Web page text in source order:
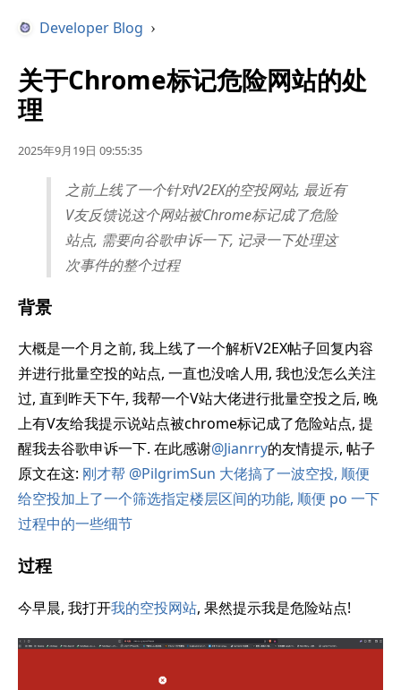
Developer Blog ›
关于Chrome标记危险网站的处
理
2025年9月19日 09:55:35
之前上线了一个针对V2EX的空投网站, 最近有
V友反馈说这个网站被Chrome标记成了危险
站点, 需要向谷歌申诉一下, 记录一下处理这
次事件的整个过程
背景
大概是一个月之前, 我上线了一个解析V2EX帖子回复内容
并进行批量空投的站点, 一直也没啥人用, 我也没怎么关注
过, 直到昨天下午, 我帮一个V站大佬进行批量空投之后, 晚
上有V友给我提示说站点被chrome标记成了危险站点, 提
醒我去谷歌申诉一下. 在此感谢@Jianrry的友情提示, 帖子
原文在这: 刚才帮 @PilgrimSun 大佬搞了一波空投, 顺便
给空投加上了一个筛选指定楼层区间的功能, 顺便 po 一下
过程中的一些细节
过程
今早晨, 我打开我的空投网站, 果然提示我是危险站点!